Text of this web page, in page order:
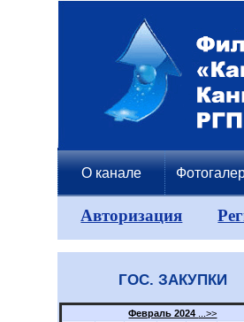
О канале
Авторизация
ГОС. ЗАКУПКИ
Февраль 2024
...>>